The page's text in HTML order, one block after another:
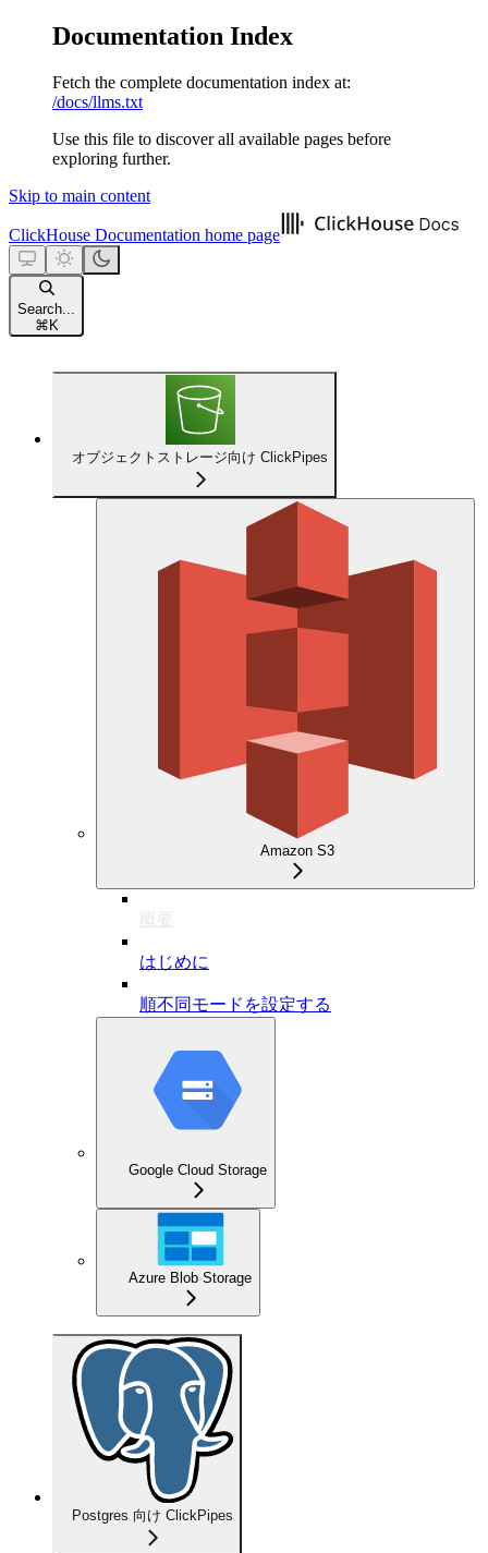
Documentation Index
Fetch the complete documentation index at:
/docs/llms.txt
Use this file to discover all available pages before
exploring further.
Skip to main content
ClickHouse Documentation home page
Search...
⌘ K
オブジェクトストレージ向け ClickPipes
Amazon S3
概要
はじめに
順不同モードを設定する
Google Cloud Storage
Azure Blob Storage
Postgres 向け ClickPipes